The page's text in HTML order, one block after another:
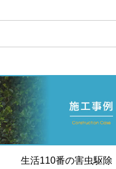
生活110番の害虫駆除